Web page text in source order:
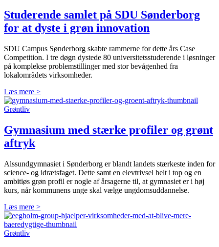
Studerende samlet på SDU Sønderborg
for at dyste i grøn innovation
SDU Campus Sønderborg skabte rammerne for dette års Case
Competition. I tre døgn dystede 80 universitetsstuderende i løsninger
på komplekse problemstillinger med stor bevågenhed fra
lokalområdets virksomheder.
Læs mere >
Grøntliv
Gymnasium med stærke profiler og grønt
aftryk
Alssundgymnasiet i Sønderborg er blandt landets stærkeste inden for
science- og idrætsfaget. Dette samt en elevtrivsel helt i top og en
ambitiøs grøn profil er nogle af årsagerne til, at gymnasiet er i høj
kurs, når kommunens unge skal vælge ungdomsuddannelse.
Læs mere >
Grøntliv